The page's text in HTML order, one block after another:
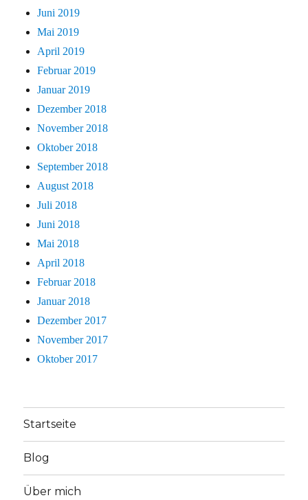
Juni 2019
Mai 2019
April 2019
Februar 2019
Januar 2019
Dezember 2018
November 2018
Oktober 2018
September 2018
August 2018
Juli 2018
Juni 2018
Mai 2018
April 2018
Februar 2018
Januar 2018
Dezember 2017
November 2017
Oktober 2017
Startseite
Blog
Über mich